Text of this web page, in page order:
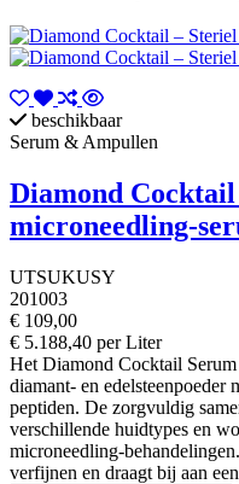
beschikbaar
Serum & Ampullen
Diamond
microneedling-
UTSUKUSY
201003
€ 109,00
€ 5.188,40 per Liter
Het Diamond Cocktail
diamant- en edelsteenpoeder
peptiden. De zorgvuldig
verschillende huidtypes en
microneedling-
verfijnen en draagt bij aan